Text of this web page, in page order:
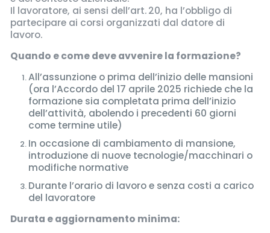
Il lavoratore, ai sensi dell’art. 20, ha l’obbligo di
partecipare ai corsi organizzati dal datore di
lavoro.
Quando e come deve avvenire la formazione?
All’assunzione o prima dell’inizio delle mansioni
(ora l’Accordo del 17 aprile 2025 richiede che la
formazione sia completata prima dell’inizio
dell’attività, abolendo i precedenti 60 giorni
come termine utile)
In occasione di cambiamento di mansione,
introduzione di nuove tecnologie/macchinari o
modifiche normative
Durante l’orario di lavoro e senza costi a carico
del lavoratore
Durata e aggiornamento minima: